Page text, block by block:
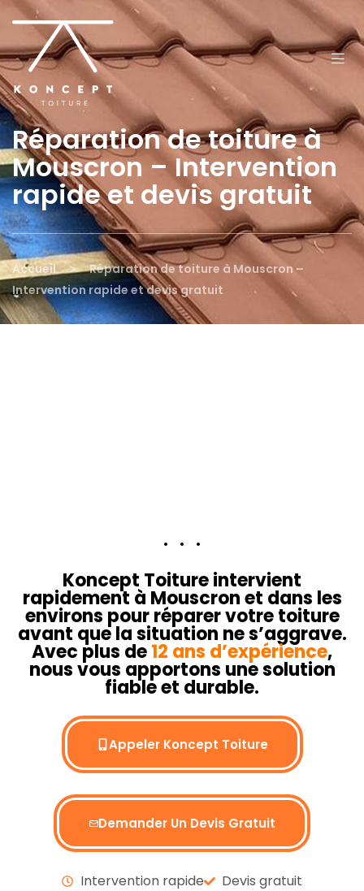
Réparation de toiture à
Mouscron – Intervention
rapide et devis gratuit
Accueil > Réparation de toiture à Mouscron –
Intervention rapide et devis gratuit
Urgence toiture?
On intervient.
Koncept Toiture intervient
rapidement à Mouscron et dans les
environs pour réparer votre toiture
avant que la situation ne s’aggrave.
Avec plus de12 ans d’expérience,
nous vous apportons une solution
fiable et durable.
Appeler Koncept Toiture
Demander Un Devis Gratuit
Intervention rapide
Devis gratuit